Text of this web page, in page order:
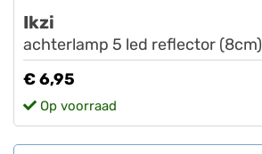
Ikzi
achterlamp 5 led reflector (8cm)
€ 6,95
Op voorraad